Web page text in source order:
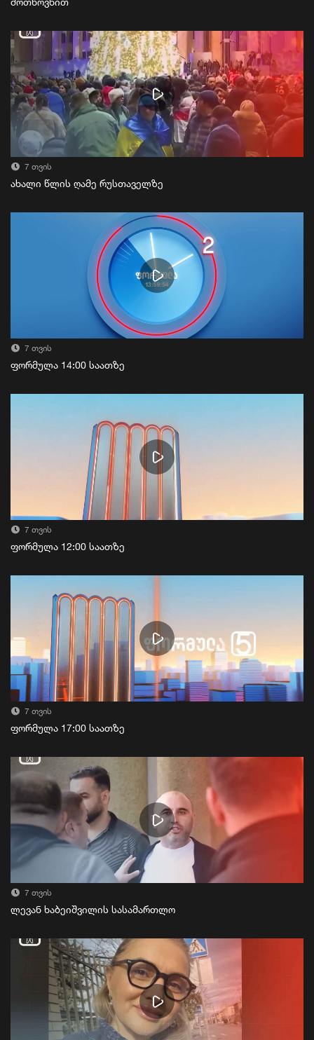
7 თვის
ახალი წლის ღამე რუსთაველზე
7 თვის
ფორმულა 14:00 საათზე
7 თვის
ფორმულა 12:00 საათზე
7 თვის
ფორმულა 17:00 საათზე
7 თვის
ლევან ხაბეიშვილის სასამართლო